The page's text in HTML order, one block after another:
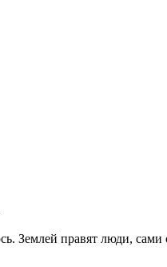
Землей правят люди,